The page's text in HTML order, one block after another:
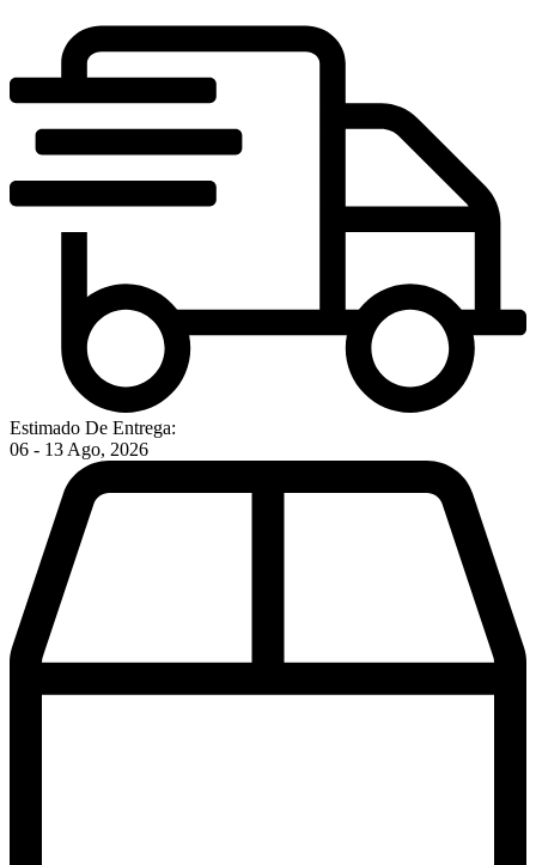
Estimado De Entrega:
06 - 13 Ago, 2026